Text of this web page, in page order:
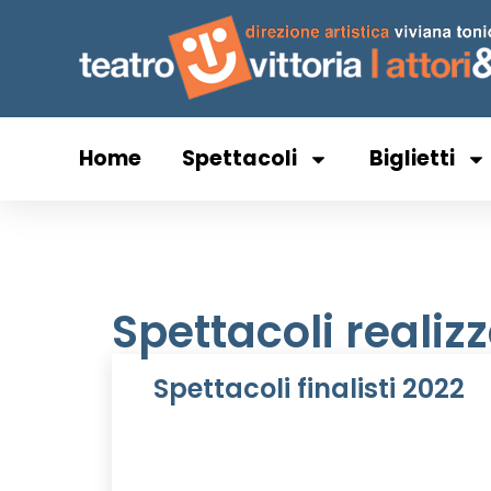
Home Spettacoli Biglietti
Spettacoli
Spettacoli finalisti 2022